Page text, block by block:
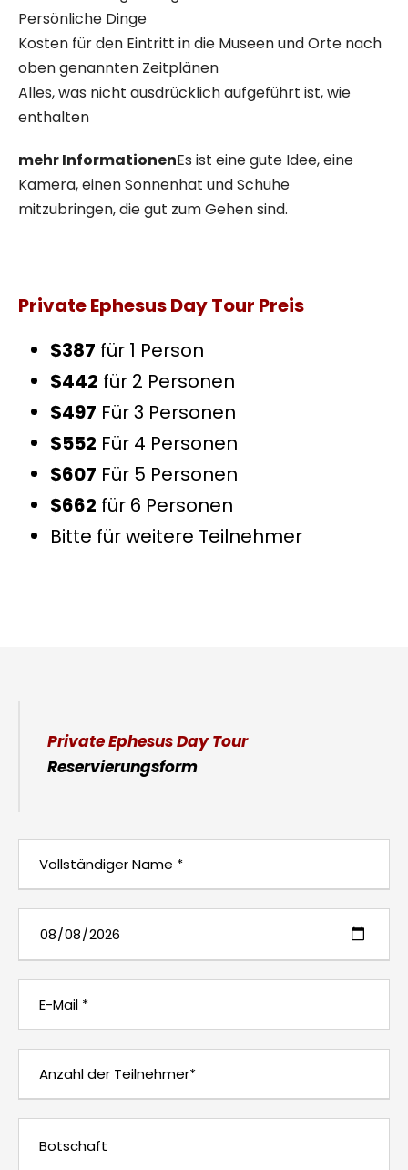
Persönliche Dinge
Kosten für den Eintritt in die Museen und Orte nach
oben genannten Zeitplänen
Alles, was nicht ausdrücklich aufgeführt ist, wie
enthalten
mehr InformationenEs ist eine gute Idee, eine
Kamera, einen Sonnenhat und Schuhe
mitzubringen, die gut zum Gehen sind.
Private Ephesus Day Tour Preis
$387 für 1 Person
$442 für 2 Personen
$497 Für 3 Personen
$552 Für 4 Personen
$607 Für 5 Personen
$662 für 6 Personen
Bitte für weitere Teilnehmer
Private Ephesus Day Tour
Reservierungsform